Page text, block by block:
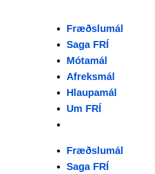
Fræðslumál
Saga FRÍ
Mótamál
Afreksmál
Hlaupamál
Um FRÍ
Fræðslumál
Saga FRÍ